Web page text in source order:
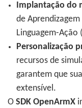
Implantação do
de
Linguagem-Ação
Personalização
recursos de
garantem que
extensível.
O SDK OpenArmX